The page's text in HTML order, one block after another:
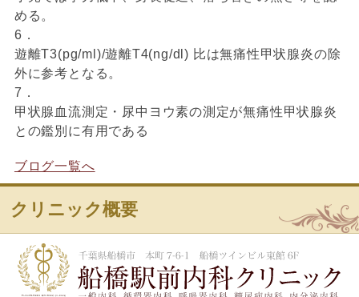
める。
6．
遊離T3(pg/ml)/遊離T4(ng/dl) 比は無痛性甲状腺炎の除
外に参考となる。
7．
甲状腺血流測定・尿中ヨウ素の測定が無痛性甲状腺炎
との鑑別に有用である
ブログ一覧へ
クリニック概要